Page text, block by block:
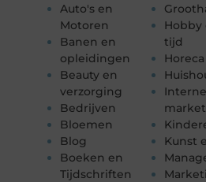
Auto's en
Motoren
Banen en
opleidingen
Beauty en
verzorging
Bedrijven
Bloemen
Blog
Boeken en
Tijdschriften
Hobby
tijd
Horeca
Kunst